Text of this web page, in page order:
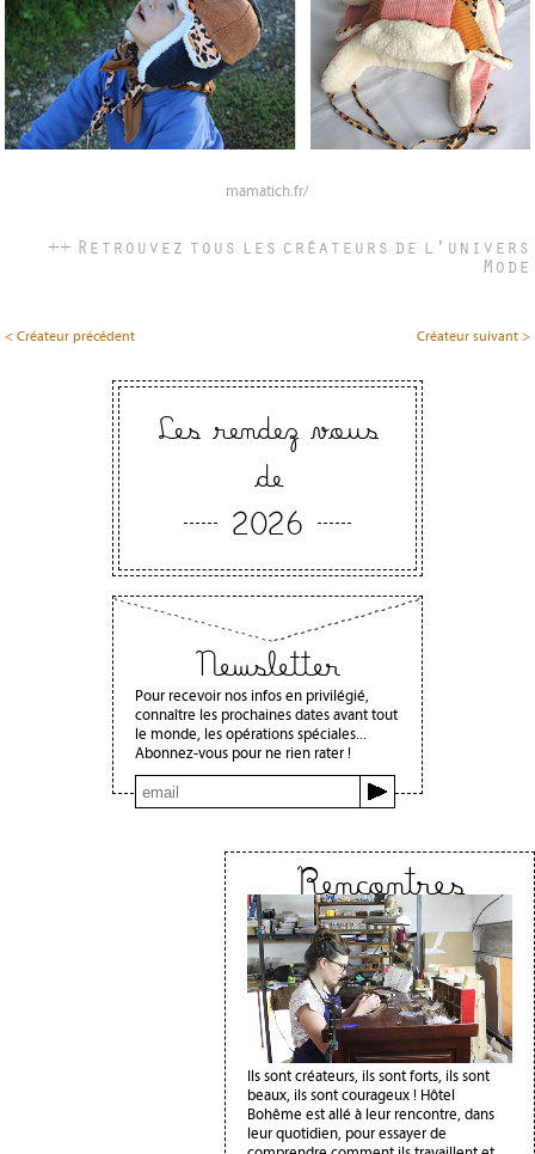
mamatich.fr/
++ Retrouvez tous les créateurs de l'univers
Mode
< Créateur précédent Créateur suivant >
Les rendez vous
de
2026
Newsletter
Pour recevoir nos infos en privilégié,
connaître les prochaines dates avant tout
le monde, les opérations spéciales...
Abonnez-vous pour ne rien rater !
Rencontres
Ils sont créateurs, ils sont forts, ils sont
beaux, ils sont courageux ! Hôtel
Bohême est allé à leur rencontre, dans
leur quotidien, pour essayer de